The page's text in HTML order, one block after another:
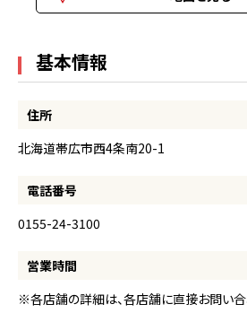
基本情報
住所
北海道帯広市西4条南20-1
電話番号
0155-24-3100
営業時間
※各店舗の詳細は、各店舗に直接お問い合